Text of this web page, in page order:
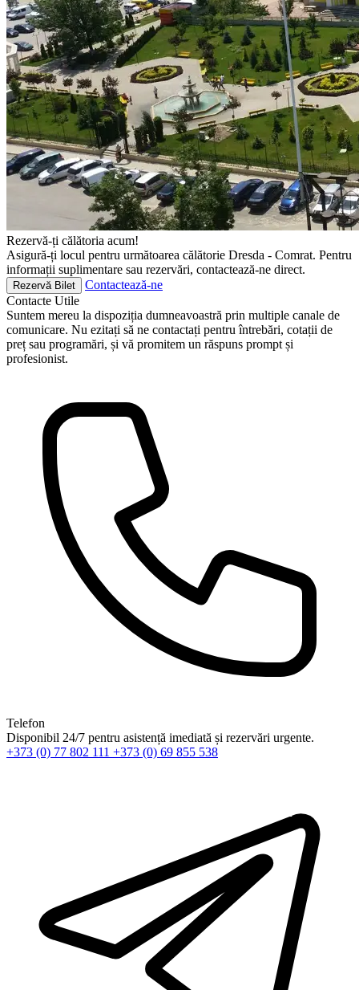
Rezervă-ți călătoria acum!
Asigură-ți locul pentru următoarea călătorie Dresda - Comrat. Pentru
informații suplimentare sau rezervări, contactează-ne direct.
Rezervă Bilet
Contactează-ne
Contacte Utile
Suntem mereu la dispoziția dumneavoastră prin multiple canale de
comunicare. Nu ezitați să ne contactați pentru întrebări, cotații de
preț sau programări, și vă promitem un răspuns prompt și
profesionist.
Telefon
Disponibil 24/7 pentru asistență imediată și rezervări urgente.
+373 (0) 77 802 111 +373 (0) 69 855 538